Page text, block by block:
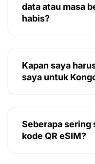
data atau masa
habis?
Kapan saya
saya untuk
Seberapa sering
kode QR eSIM?